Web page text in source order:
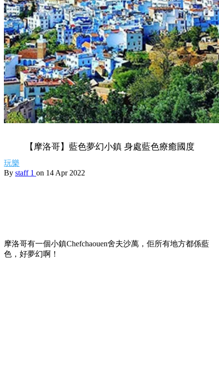
【摩洛哥】藍色夢幻小鎮 身處藍色療癒國度
玩樂
By staff 1 on 14 Apr 2022
摩洛哥有一個小鎮Chefchaouen舍夫沙萬，佢所有地方都係藍
色，好夢幻啊！